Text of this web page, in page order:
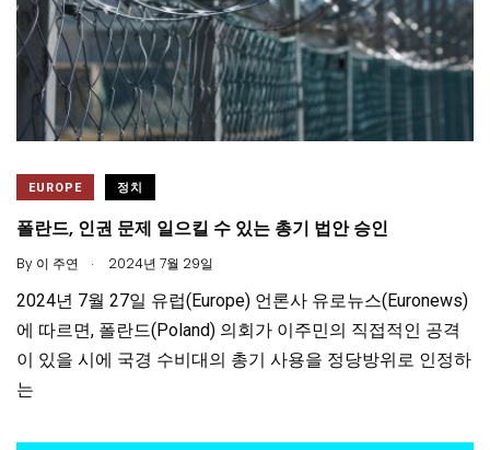
EUROPE 정치
폴란드, 인권 문제 일으킬 수 있는 총기 법안 승인
By 이 주연 . 2024년 7월 29일
2024년 7월 27일 유럽(Europe) 언론사 유로뉴스(Euronews)
에 따르면, 폴란드(Poland) 의회가 이주민의 직접적인 공격
이 있을 시에 국경 수비대의 총기 사용을 정당방위로 인정하
는